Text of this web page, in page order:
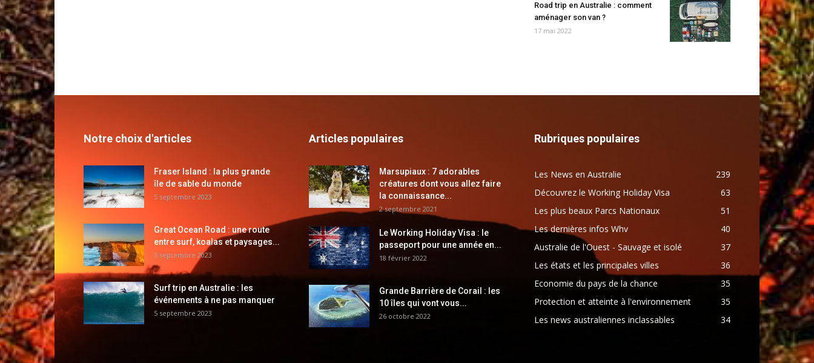
Road trip en Australie : comment
aménager son van ?
17 mai 2022
Notre choix d'articles
Fraser Island : la plus grande
île de sable du monde
5 septembre 2023
Great Ocean Road : une route
entre surf, koalas et paysages...
5 septembre 2023
Surf trip en Australie : les
événements à ne pas manquer
5 septembre 2023
Articles populaires
Marsupiaux : 7 adorables
créatures dont vous allez faire
la connaissance...
2 septembre 2021
Le Working Holiday Visa : le
passeport pour une année en...
18 février 2022
Grande Barrière de Corail : les
10 îles qui vont vous...
26 octobre 2022
Rubriques populaires
Les News en Australie
239
Découvrez le Working Holiday Visa
63
Les plus beaux Parcs Nationaux
51
Les dernières infos Whv
40
Australie de l'Ouest - Sauvage et isolé
37
Les états et les principales villes
36
Economie du pays de la chance
35
Protection et atteinte à l'environnement
35
Les news australiennes inclassables
34